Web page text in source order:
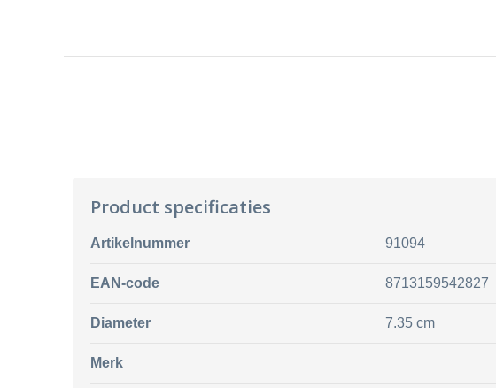
Product specificaties
Artikelnummer 91094
EAN-code 8713159542827
Diameter 7.35 cm
Merk